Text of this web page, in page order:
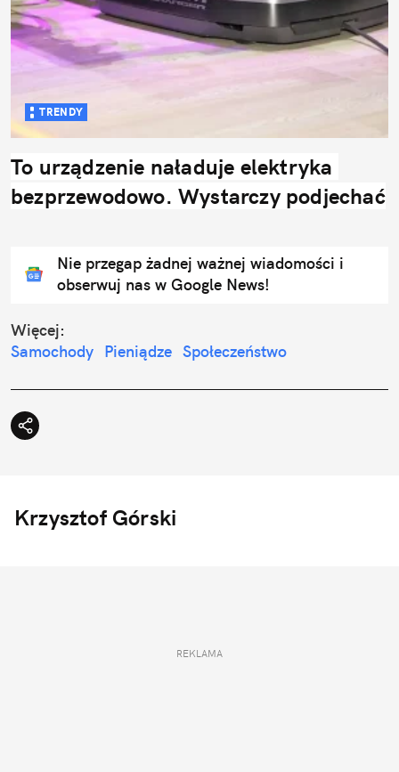
TRENDY
To urządzenie naładuje elektryka
bezprzewodowo. Wystarczy podjechać
Nie przegap żadnej ważnej wiadomości i
obserwuj nas w Google News!
Więcej:
Samochody Pieniądze Społeczeństwo
Krzysztof Górski
REKLAMA